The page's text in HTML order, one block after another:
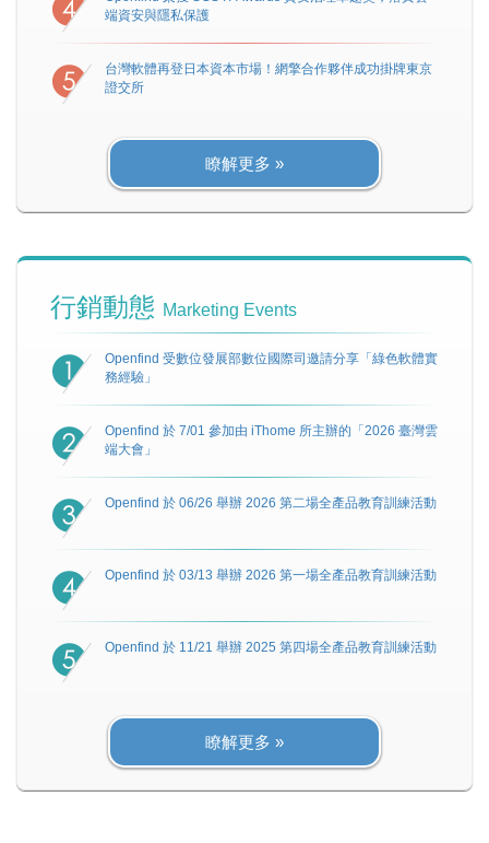
端資安與隱私保護
台灣軟體再登日本資本市場！網擎合作夥伴成功掛牌東京
證交所
瞭解更多 »
行銷動態 Marketing Events
Openfind 受數位發展部數位國際司邀請分享「綠色軟體實
務經驗」
Openfind 於 7/01 參加由 iThome 所主辦的「2026 臺灣雲
端大會」
Openfind 於 06/26 舉辦 2026 第二場全產品教育訓練活動
Openfind 於 03/13 舉辦 2026 第一場全產品教育訓練活動
Openfind 於 11/21 舉辦 2025 第四場全產品教育訓練活動
瞭解更多 »